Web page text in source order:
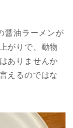
醤油ラーメンが
がりで、動物
ありませんか
えるのではな